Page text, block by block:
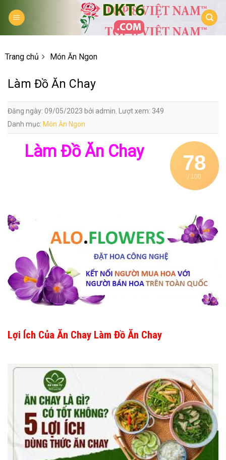
Trang chủ Món Ăn Ngon
Làm Đồ Ăn Chay
Đăng ngày: 09/05/2023 bởi admin. Lượt xem: 349
Danh mục: Món Ăn Ngon
78
/ 100
Làm Đồ Ăn Chay
Lợi Ích Của Ăn Chay Làm Đồ Ăn Chay